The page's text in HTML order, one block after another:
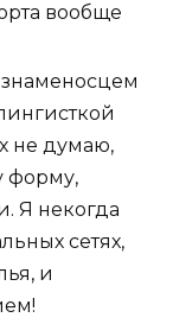
вообще
не думаю,
форму,
Я некогда
сетях,
и